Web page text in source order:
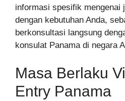
informasi spesifik mengenai
dengan kebutuhan Anda,
berkonsultasi langsung
konsulat Panama di negara
Masa Berlaku
Entry Panama